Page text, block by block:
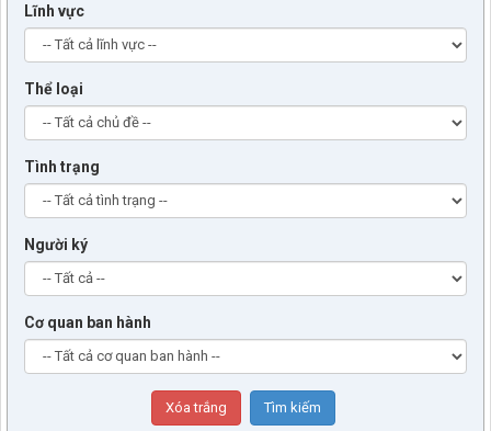
Lĩnh vực
Thể loại
Tình trạng
Người ký
Cơ quan ban hành